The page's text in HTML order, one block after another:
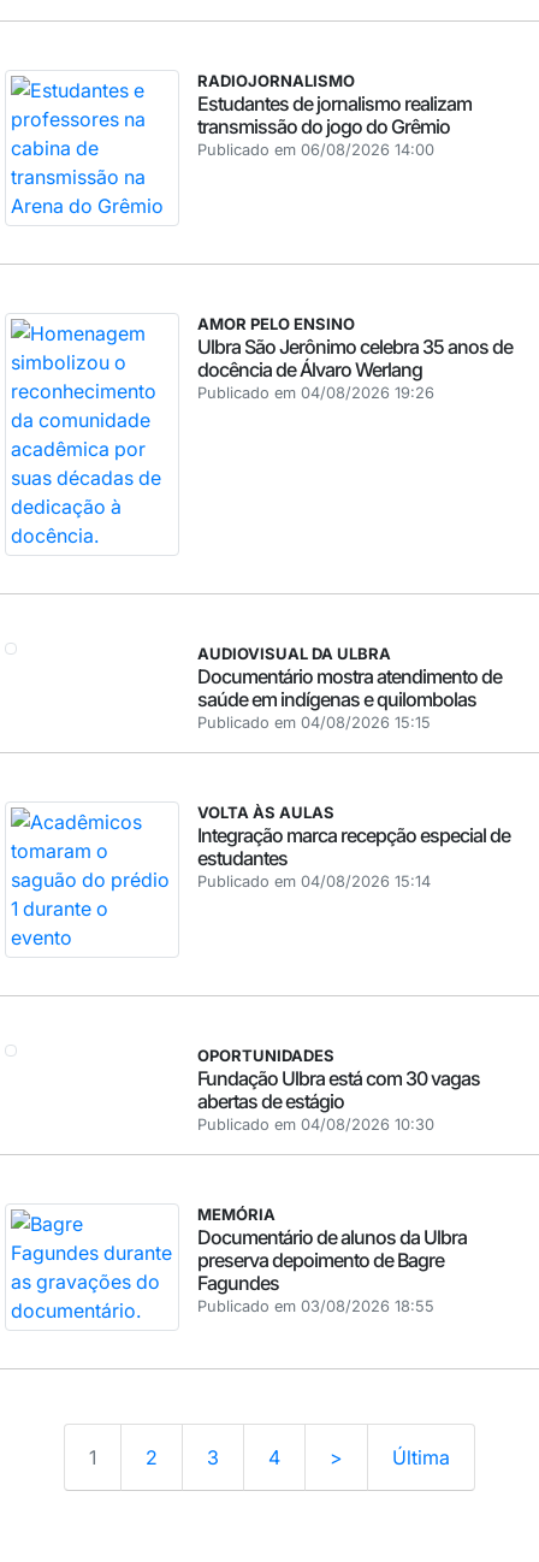
RADIOJORNALISMO
Estudantes de jornalismo realizam
transmissão do jogo do Grêmio
Publicado em 06/08/2026 14:00
AMOR PELO ENSINO
Ulbra São Jerônimo celebra 35 anos de
docência de Álvaro Werlang
Publicado em 04/08/2026 19:26
AUDIOVISUAL DA ULBRA
Documentário mostra atendimento de
saúde em indígenas e quilombolas
Publicado em 04/08/2026 15:15
VOLTA ÀS AULAS
Integração marca recepção especial de
estudantes
Publicado em 04/08/2026 15:14
OPORTUNIDADES
Fundação Ulbra está com 30 vagas
abertas de estágio
Publicado em 04/08/2026 10:30
MEMÓRIA
Documentário de alunos da Ulbra
preserva depoimento de Bagre
Fagundes
Publicado em 03/08/2026 18:55
1 2 3 4 > Última